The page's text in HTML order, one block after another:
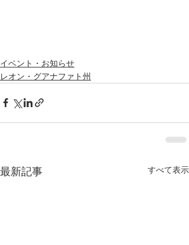
イベント・お知らせ
レオン・グアナファト州
最新記事 すべて表示